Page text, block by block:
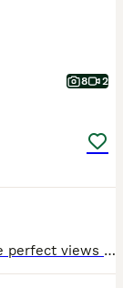
8 2
Meet Lady- your perfect partner for those perfect views and epic trail rides. Smooth, steady, and ready for any adventure. 7 y.o., 161 cm mare. She is an amazing example of, calm, honest and well established horse. She works sweetly on the flat, with nice balance and his straight step she is perfect amateur and a safe riding club type. She hacks well both alone and in